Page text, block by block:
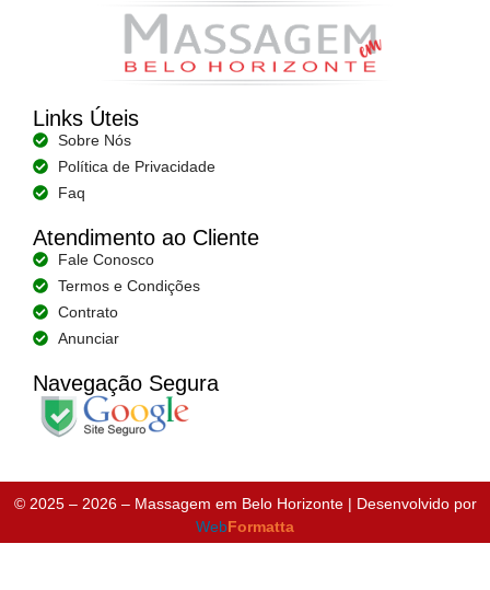
Links Úteis
Sobre Nós
Política de Privacidade
Faq
Atendimento ao Cliente
Fale Conosco
Termos e Condições
Contrato
Anunciar
Navegação Segura
© 2025 – 2026 – Massagem em Belo Horizonte | Desenvolvido por
WebFormatta